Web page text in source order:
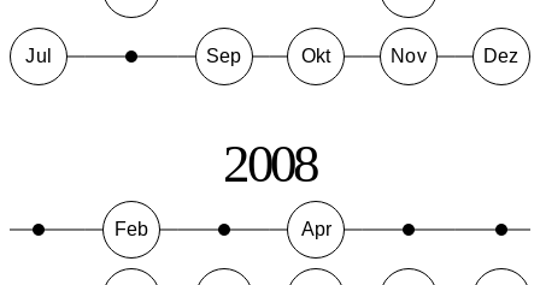
Jul Sep Okt Nov Dez
2008
Feb Apr